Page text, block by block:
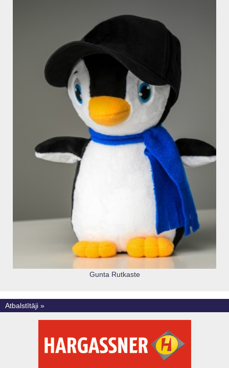
Gunta Rutkaste
Atbalstītāji »